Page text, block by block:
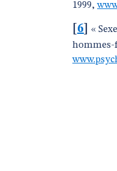
1999,
6
«
hommes-